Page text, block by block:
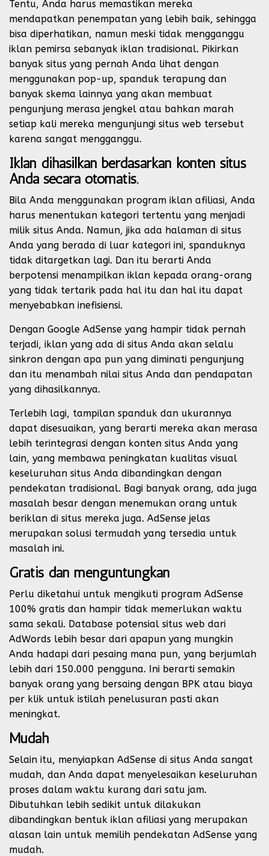
Tentu, Anda harus memastikan mereka
mendapatkan penempatan yang lebih baik, sehingga
bisa diperhatikan, namun meski tidak mengganggu
iklan pemirsa sebanyak iklan tradisional. Pikirkan
banyak situs yang pernah Anda lihat dengan
menggunakan pop-up, spanduk terapung dan
banyak skema lainnya yang akan membuat
pengunjung merasa jengkel atau bahkan marah
setiap kali mereka mengunjungi situs web tersebut
karena sangat mengganggu.
Iklan dihasilkan berdasarkan konten situs
Anda secara otomatis.
Bila Anda menggunakan program iklan afiliasi, Anda
harus menentukan kategori tertentu yang menjadi
milik situs Anda. Namun, jika ada halaman di situs
Anda yang berada di luar kategori ini, spanduknya
tidak ditargetkan lagi. Dan itu berarti Anda
berpotensi menampilkan iklan kepada orang-orang
yang tidak tertarik pada hal itu dan hal itu dapat
menyebabkan inefisiensi.
Dengan Google AdSense yang hampir tidak pernah
terjadi, iklan yang ada di situs Anda akan selalu
sinkron dengan apa pun yang diminati pengunjung
dan itu menambah nilai situs Anda dan pendapatan
yang dihasilkannya.
Terlebih lagi, tampilan spanduk dan ukurannya
dapat disesuaikan, yang berarti mereka akan merasa
lebih terintegrasi dengan konten situs Anda yang
lain, yang membawa peningkatan kualitas visual
keseluruhan situs Anda dibandingkan dengan
pendekatan tradisional. Bagi banyak orang, ada juga
masalah besar dengan menemukan orang untuk
beriklan di situs mereka juga. AdSense jelas
merupakan solusi termudah yang tersedia untuk
masalah ini.
Gratis dan menguntungkan
Perlu diketahui untuk mengikuti program AdSense
100% gratis dan hampir tidak memerlukan waktu
sama sekali. Database potensial situs web dari
AdWords lebih besar dari apapun yang mungkin
Anda hadapi dari pesaing mana pun, yang berjumlah
lebih dari 150.000 pengguna. Ini berarti semakin
banyak orang yang bersaing dengan BPK atau biaya
per klik untuk istilah penelusuran pasti akan
meningkat.
Mudah
Selain itu, menyiapkan AdSense di situs Anda sangat
mudah, dan Anda dapat menyelesaikan keseluruhan
proses dalam waktu kurang dari satu jam.
Dibutuhkan lebih sedikit untuk dilakukan
dibandingkan bentuk iklan afiliasi yang merupakan
alasan lain untuk memilih pendekatan AdSense yang
mudah.